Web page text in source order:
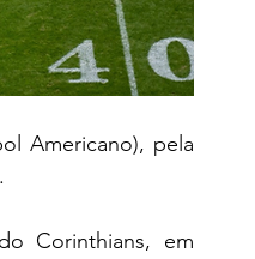
Americano), pela
Corinthians, em